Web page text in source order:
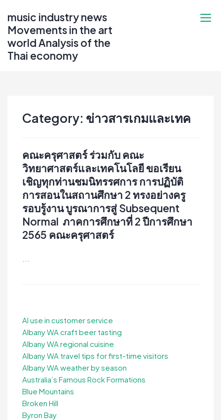
content
music industry news
Movements in the art
world Analysis of the
Thai economy
Category: ข่าวสารเกมและเทค
คณะครุศาสตร์ ร่วมกับ คณะ
วิทยาศาสตร์และเทคโนโลยี ขอเรียน
เชิญทุกท่านชมนิทรรศการ การปฏิบัติ
การสอนในสถานศึกษา 2 ️ทรงอย่างครู
รอบรู้งาน บูรณาการสู่ Subsequent
Normal ️ ภาคการศึกษาที่ 2 ปีการศึกษา
2565 คณะครุศาสตร์
AI use in customer service
Albany WA craft beer tasting
Albany WA regional cuisine
Albany WA travel tips for first-time visitors
Albany WA weather by season
Australia’s Famous Rock Formations
Blue Mountains
Broken Hill
Byron Bay